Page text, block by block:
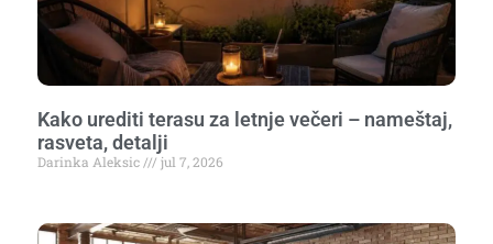
Kako urediti terasu za letnje večeri – nameštaj,
rasveta, detalji
Darinka Aleksic jul 7, 2026